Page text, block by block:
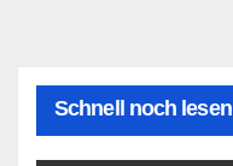
Schnell noch lesen